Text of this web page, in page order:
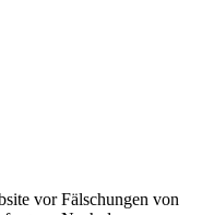
vor Fälschungen von